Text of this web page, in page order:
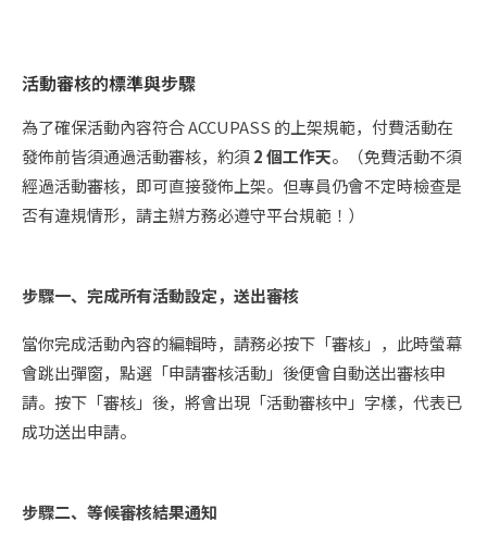
活動審核的標準與步驟
為了確保活動內容符合 ACCUPASS 的上架規範，付費活動在
發佈前皆須通過活動審核，約須2 個工作天。（免費活動不須
經過活動審核，即可直接發佈上架。但專員仍會不定時檢查是
否有違規情形，請主辦方務必遵守平台規範！）
步驟一、完成所有活動設定，送出審核
當你完成活動內容的編輯時，請務必按下「審核」，此時螢幕
會跳出彈窗，點選「申請審核活動」後便會自動送出審核申
請。按下「審核」後，將會出現「活動審核中」字樣，代表已
成功送出申請。
步驟二、等候審核結果通知